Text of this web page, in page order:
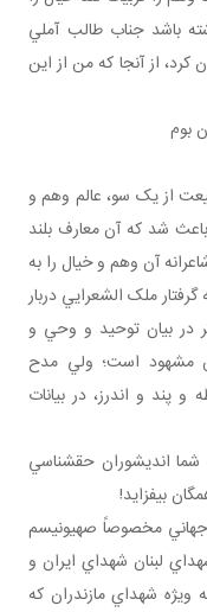
باشد جناب طالب آملي
از آنجا که من از اين
زان بوم
از يک سو، عالم وهم و
شد که آن معارف بلند
آن وهم و خيال را به
ملک الشعرايي دربار
در بيان توحيد و وحي و
مشهود است؛ ولي مدح
و پند و اندرز، در بيانات
انديشوران حق شناسي
بيفزايد!
مخصوصاً صهيونيسم
لبنان شهداي ايران و
ويژه شهداي مازندران که